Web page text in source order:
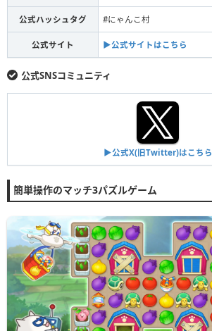
公式ハッシュタグ #にゃんこ村
公式サイト ▶︎公式サイトはこちら
公式SNSコミュニティ
▶︎公式X(旧Twitter)はこちら
簡単操作のマッチ3パズルゲーム